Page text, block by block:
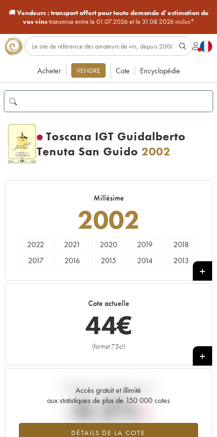
🚚Vendeurs : transport offert pour toute demande d’estimation de
vos vinstransmise entre le 01.07.2026 et le 31.08.2026 inclus*
Acheter VENDRE Cote Encyclopédie
Toscana IGT Guidalberto
Tenuta San Guido 2002
Millésime
2002
2022 2021 2020 2019
2018
2017
2016 2015 2014
2013
Cote actuelle
44€
(format 75cl)
+
Accès gratuit et illimité
aux statistiques de plus de 150 000 cotes
DÉTAILS DE LA COTE
Tendance actuelle de la cote
-0.2%
Tendance à la baisse du millésime 2002 en 2026 par rapport à